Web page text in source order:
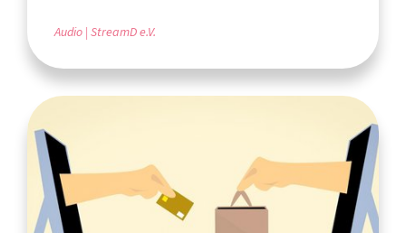
Audio StreamD e.V.